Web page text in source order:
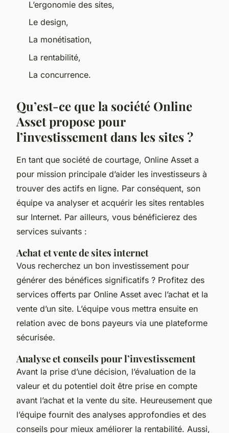
L’ergonomie des sites,
Le design,
La monétisation,
La rentabilité,
La concurrence.
Qu’est-ce que la société Online
Asset propose pour
l’investissement dans les sites ?
En tant que société de courtage, Online Asset a
pour mission principale d’aider les investisseurs à
trouver des actifs en ligne. Par conséquent, son
équipe va analyser et acquérir les sites rentables
sur Internet. Par ailleurs, vous bénéficierez des
services suivants :
Achat et vente de sites internet
Vous recherchez un bon investissement pour
générer des bénéfices significatifs ? Profitez des
services offerts par Online Asset avec l’achat et la
vente d’un site. L’équipe vous mettra ensuite en
relation avec de bons payeurs via une plateforme
sécurisée.
Analyse et conseils pour l’investissement
Avant la prise d’une décision, l’évaluation de la
valeur et du potentiel doit être prise en compte
avant l’achat et la vente du site. Heureusement que
l’équipe fournit des analyses approfondies et des
conseils pour mieux améliorer la rentabilité. Aussi,